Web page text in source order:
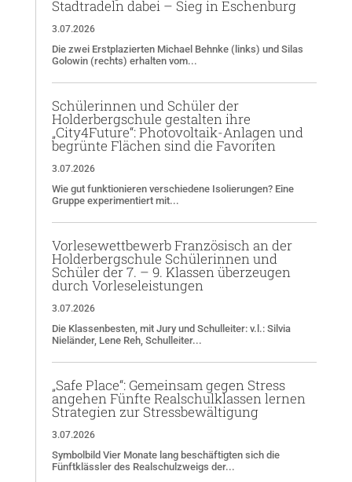
Stadtradeln dabei – Sieg in Eschenburg
3.07.2026
Die zwei Erstplazierten Michael Behnke (links) und Silas
Golowin (rechts) erhalten vom...
Schülerinnen und Schüler der
Holderbergschule gestalten ihre
„City4Future“: Photovoltaik-Anlagen und
begrünte Flächen sind die Favoriten
3.07.2026
Wie gut funktionieren verschiedene Isolierungen? Eine
Gruppe experimentiert mit...
Vorlesewettbewerb Französisch an der
Holderbergschule Schülerinnen und
Schüler der 7. – 9. Klassen überzeugen
durch Vorleseleistungen
3.07.2026
Die Klassenbesten, mit Jury und Schulleiter: v.l.: Silvia
Nieländer, Lene Reh, Schulleiter...
„Safe Place“: Gemeinsam gegen Stress
angehen Fünfte Realschulklassen lernen
Strategien zur Stressbewältigung
3.07.2026
Symbolbild Vier Monate lang beschäftigten sich die
Fünftklässler des Realschulzweigs der...